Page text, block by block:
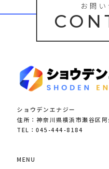
お問
ショウデンエナジー
住所：神奈川県横浜市瀬谷区
TEL：045-444-8184
MENU